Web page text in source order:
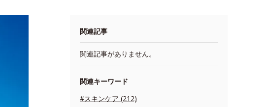
関連記事
関連記事がありません。
関連キーワード
#スキンケア (212)